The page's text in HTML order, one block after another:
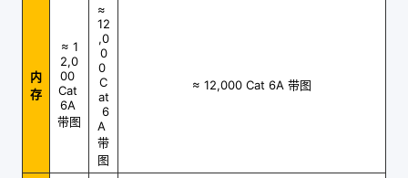
内
存
≈ 1
2,0
00
Cat
6A
带图
≈
12
,0
0
0
C
at
6
A
带
图
≈ 12,000 Cat 6A 带图